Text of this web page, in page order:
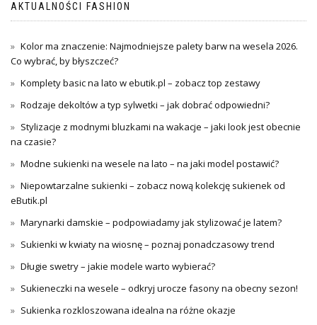
AKTUALNOŚCI FASHION
Kolor ma znaczenie: Najmodniejsze palety barw na wesela 2026.
Co wybrać, by błyszczeć?
Komplety basic na lato w ebutik.pl – zobacz top zestawy
Rodzaje dekoltów a typ sylwetki – jak dobrać odpowiedni?
Stylizacje z modnymi bluzkami na wakacje – jaki look jest obecnie
na czasie?
Modne sukienki na wesele na lato – na jaki model postawić?
Niepowtarzalne sukienki – zobacz nową kolekcję sukienek od
eButik.pl
Marynarki damskie – podpowiadamy jak stylizować je latem?
Sukienki w kwiaty na wiosnę – poznaj ponadczasowy trend
Długie swetry – jakie modele warto wybierać?
Sukieneczki na wesele – odkryj urocze fasony na obecny sezon!
Sukienka rozkloszowana idealna na różne okazje